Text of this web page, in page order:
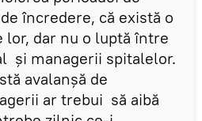
încredere, că există o
dar nu o luptă între
și managerii spitalelor.
avalanșă de
ar trebui să aibă